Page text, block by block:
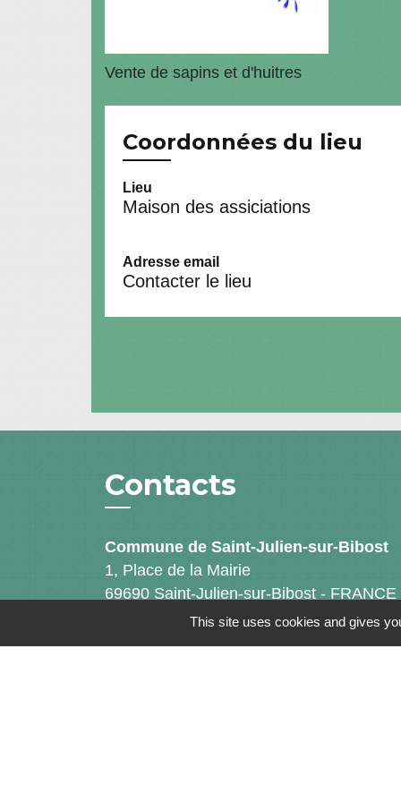
Vente de sapins et d'huitres
Coordonnées du lieu
Lieu
Maison des assiciations
Adresse email
Contacter le lieu
Contacts
Commune de Saint-Julien-sur-Bibost
1, Place de la Mairie
69690 Saint-Julien-sur-Bibost - FRANCE
+33 4 74 70 72 03This site uses cookies and gives